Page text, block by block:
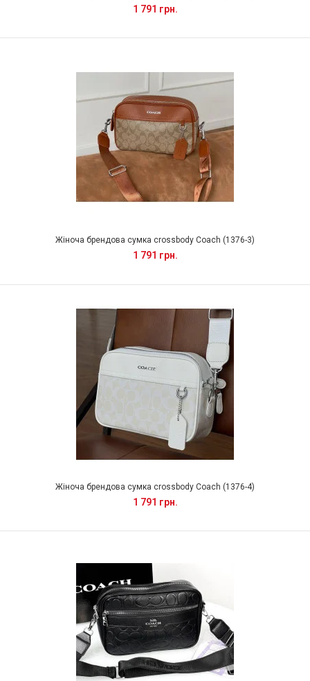
1 791 грн.
Жіноча брендова сумка crossbody Coach (1376-3)
1 791 грн.
Жіноча брендова сумка crossbody Coach (1376-4)
1 791 грн.